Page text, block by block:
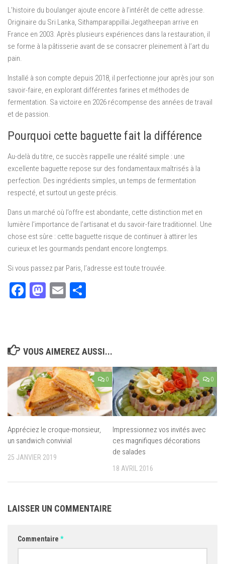
L’histoire du boulanger ajoute encore à l’intérêt de cette adresse.
Originaire du Sri Lanka, Sithamparappillai Jegatheepan arrive en
France en 2003. Après plusieurs expériences dans la restauration, il
se forme à la pâtisserie avant de se consacrer pleinement à l’art du
pain.
Installé à son compte depuis 2018, il perfectionne jour après jour son
savoir-faire, en explorant différentes farines et méthodes de
fermentation. Sa victoire en 2026 récompense des années de travail
et de passion.
Pourquoi cette baguette fait la différence
Au-delà du titre, ce succès rappelle une réalité simple : une
excellente baguette repose sur des fondamentaux maîtrisés à la
perfection. Des ingrédients simples, un temps de fermentation
respecté, et surtout un geste précis.
Dans un marché où l’offre est abondante, cette distinction met en
lumière l’importance de l’artisanat et du savoir-faire traditionnel. Une
chose est sûre : cette baguette risque de continuer à attirer les
curieux et les gourmands pendant encore longtemps.
Si vous passez par Paris, l’adresse est toute trouvée.
Facebook
Mastodon
Email
VOUS AIMEREZ AUSSI...
0
Appréciez le croque-monsieur,
un sandwich convivial
25 JANVIER 2019
0
Impressionnez vos invités avec
ces magnifiques décorations
de salades
18 AVRIL 2016
LAISSER UN COMMENTAIRE
Commentaire *